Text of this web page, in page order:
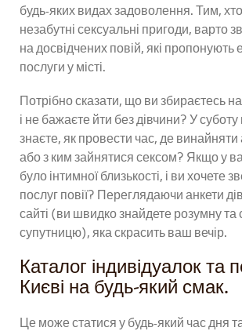
будь-яких видах задоволення. Тим,
незабутні сексуальні пригоди, варто
на досвідчених повій, які пропонують
послуги у місті.
Потрібно сказати, що ви збираєтесь на
і не бажаєте йти без дівчини? У
знаєте, як провести час, де
або з ким зайнятися сексом? Якщо у
було інтимної близькості, і ви хочете
послуг повії? Переглядаючи анкети
сайті (ви швидко знайдете розумну
супутницю), яка скрасить ваш вечір.
Каталог індивідуалок та
Києві на будь-який смак.
Це може статися у будь-який час дня та